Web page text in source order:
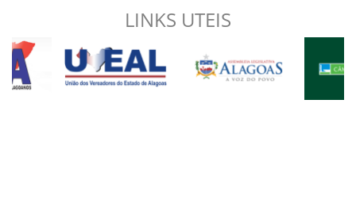
LINKS UTEIS